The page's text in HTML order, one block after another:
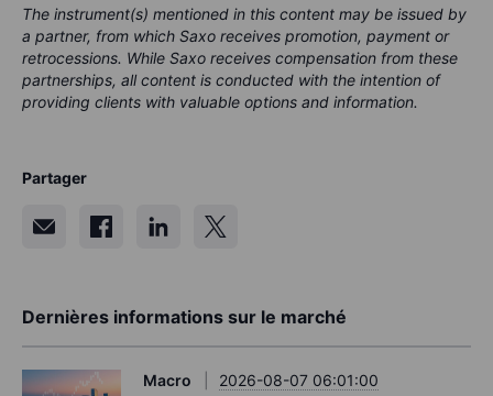
The instrument(s) mentioned in this content may be issued by
a partner, from which Saxo receives promotion, payment or
retrocessions. While Saxo receives compensation from these
partnerships, all content is conducted with the intention of
providing clients with valuable options and information.
Partager
Dernières informations sur le marché
Macro
2026-08-07 06:01:00